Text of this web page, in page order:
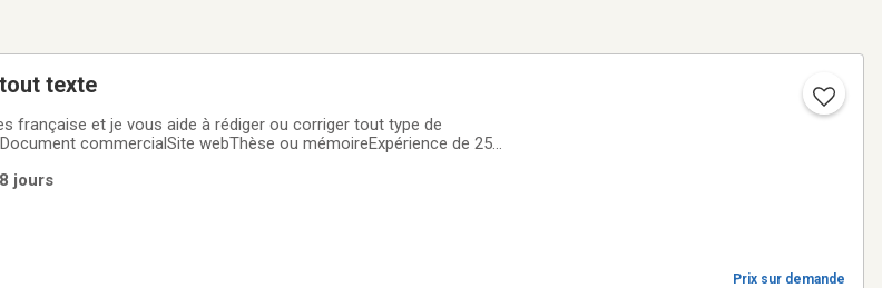
texte
et je vous aide à rédiger ou corriger tout type de
commercialSite webThèse ou mémoireExpérience de 25
jours
Prix sur demande